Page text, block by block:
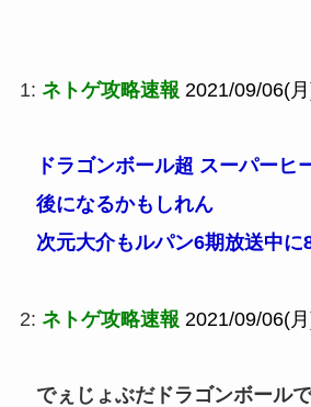
1: ネトゲ攻略速報 2021/09/06(
ドラゴンボール超 スーパーヒ
後になるかもしれん
次元大介もルパン6期放送中に
2: ネトゲ攻略速報 2021/09/06(
でぇじょぶだドラゴンボール